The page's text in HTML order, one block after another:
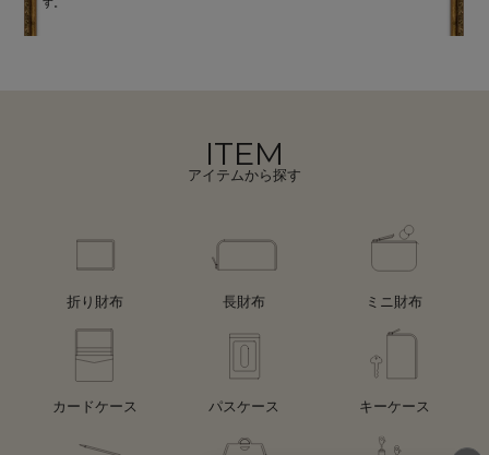
ITEM
アイテムから探す
折り財布 長財布 ミニ財布
カードケース パスケース キーケース